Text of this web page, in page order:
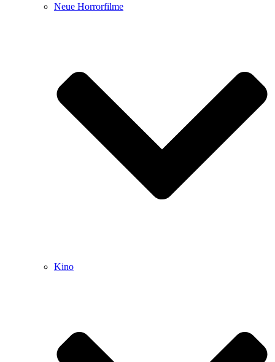
Neue Horrorfilme
Kino